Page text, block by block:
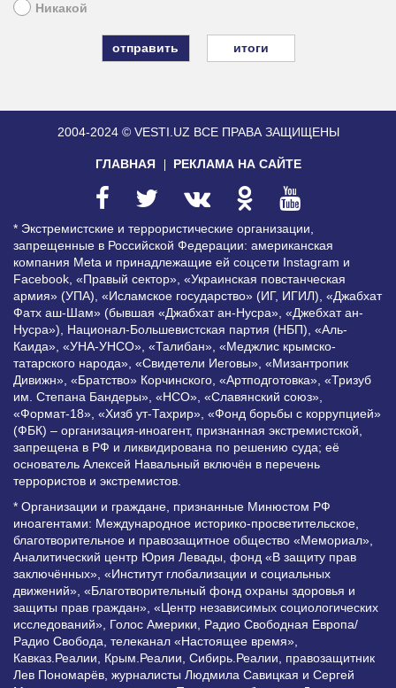
Никакой
итоги
2004-2024 © VESTI.UZ ВСЕ ПРАВА ЗАЩИЩЕНЫ
ГЛАВНАЯ РЕКЛАМА НА САЙТЕ
* Экстремистские и террористические организации,
запрещенные в Российской Федерации: американская
компания Meta и принадлежащие ей соцсети Instagram и
Facebook, «Правый сектор», «Украинская повстанческая
армия» (УПА), «Исламское государство» (ИГ, ИГИЛ), «Джабхат
Фатх аш-Шам» (бывшая «Джабхат ан-Нусра», «Джебхат ан-
Нусра»), Национал-Большевистская партия (НБП), «Аль-
Каида», «УНА-УНСО», «Талибан», «Меджлис крымско-
татарского народа», «Свидетели Иеговы», «Мизантропик
Дивижн», «Братство» Корчинского, «Артподготовка», «Тризуб
им. Степана Бандеры», «НСО», «Славянский союз»,
«Формат-18», «Хизб ут-Тахрир», «Фонд борьбы с коррупцией»
(ФБК) – организация-иноагент, признанная экстремистской,
запрещена в РФ и ликвидирована по решению суда; её
основатель Алексей Навальный включён в перечень
террористов и экстремистов.
* Организации и граждане, признанные Минюстом РФ
иноагентами: Международное историко-просветительское,
благотворительное и правозащитное общество «Мемориал»,
Аналитический центр Юрия Левады, фонд «В защиту прав
заключённых», «Институт глобализации и социальных
движений», «Благотворительный фонд охраны здоровья и
защиты прав граждан», «Центр независимых социологических
исследований», Голос Америки, Радио Свободная Европа/
Радио Свобода, телеканал «Настоящее время»,
Кавказ.Реалии, Крым.Реалии, Сибирь.Реалии, правозащитник
Лев Пономарёв, журналисты Людмила Савицкая и Сергей